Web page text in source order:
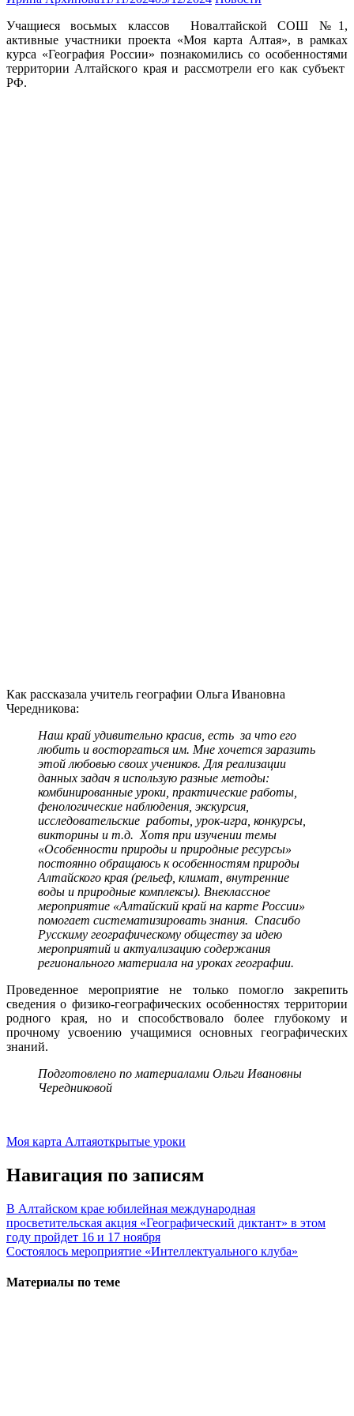
Учащиеся восьмых классов Новалтайской СОШ №1,
активные участники проекта «Моя карта Алтая», в рамках
курса «География России» познакомились со особенностями
территории Алтайского края и рассмотрели его как субъект
РФ.
Как рассказала учитель географии Ольга Ивановна
Чередникова:
Наш край удивительно красив, есть за что его
любить и восторгаться им. Мне хочется заразить
этой любовью своих учеников. Для реализации
данных задач я использую разные методы:
комбинированные уроки, практические работы,
фенологические наблюдения, экскурсия,
исследовательские работы, урок-игра, конкурсы,
викторины и т.д. Хотя при изучении темы
«Особенности природы и природные ресурсы»
постоянно обращаюсь к особенностям природы
Алтайского края (рельеф, климат, внутренние
воды и природные комплексы). Внеклассное
мероприятие «Алтайский край на карте России»
помогает систематизировать знания. Спасибо
Русскиму географическому обществу за идею
мероприятий и актуализацию содержания
регионального материала на уроках географии.
Проведенное мероприятие не только помогло закрепить
сведения о физико-географических особенностях территории
родного края, но и способствовало более глубокому и
прочному усвоению учащимися основных географических
знаний.
Подготовлено по материалами Ольги Ивановны
Чередниковой
Моя карта Алтаяоткрытые уроки
Навигация по записям
В Алтайском крае юбилейная международная
просветительская акция «Географический диктант» в этом
году пройдет 16 и 17 ноября
Cостоялось мероприятие «Интеллектуального клуба»
Материалы по теме